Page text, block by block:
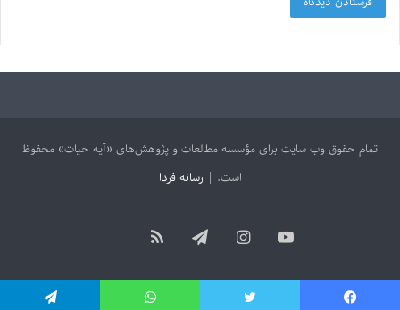
تمام حقوق وب سایت برای مؤسسه مطالعات و پژوهش‌های «آیه حیات» محفوظ
است. | رسانه فردا
یوتیوباینستاگرامتلگرامخوراک